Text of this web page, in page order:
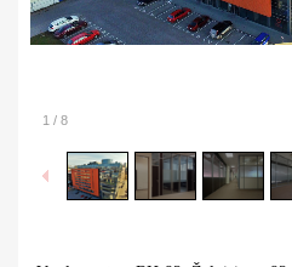
1 / 8